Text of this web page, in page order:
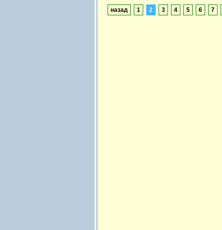
назад 1 2 3 4 5 6 7